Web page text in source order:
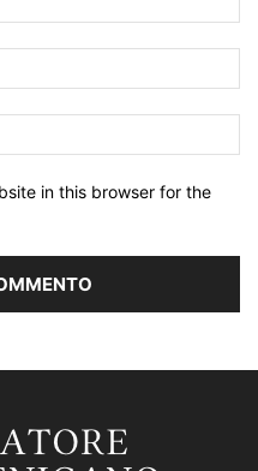
in this browser for the